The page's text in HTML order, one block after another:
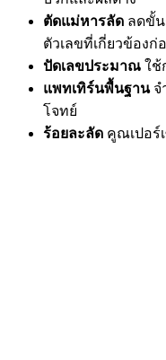
ตัดแม่หารลัด ลดขั้
ตัวเลขที่เกี่ยวข้องก่
ปัดเลขประมาณ ใช้
แพทเทิร์นพื้นฐานจ
โจทย์
ร้อยละลัด คูณเปอร์